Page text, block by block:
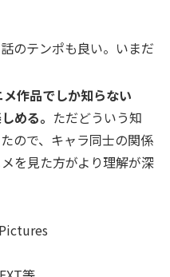
のテンポも良い。いまだ
作品でしか知らない
める。 ただどういう知
ので、キャラ同士の関係
を見た方がより理解が深